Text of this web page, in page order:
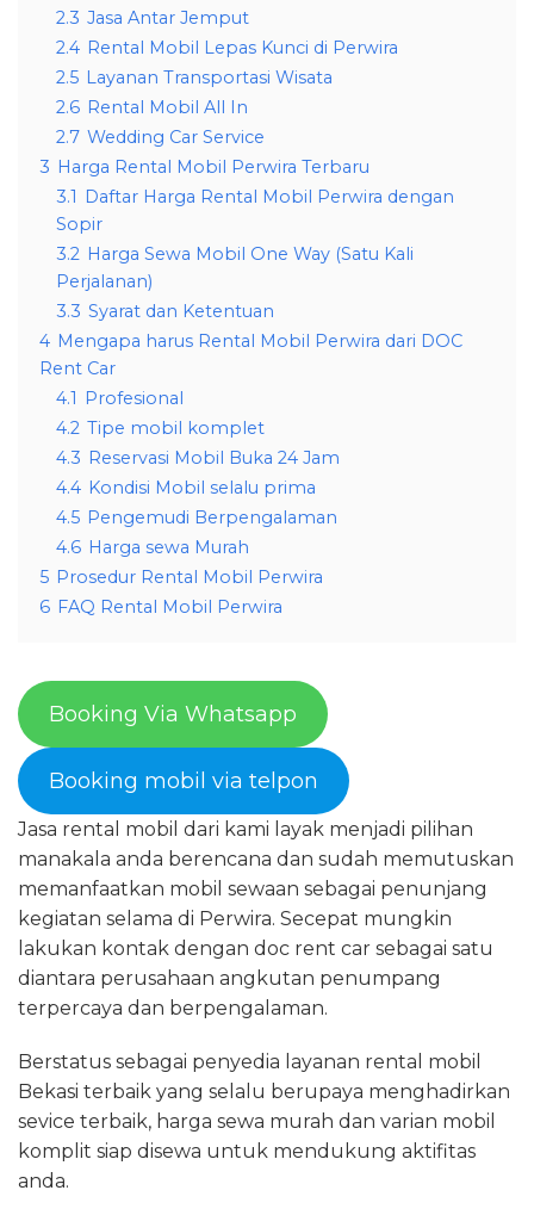
2.3 Jasa Antar Jemput
2.4 Rental Mobil Lepas Kunci di Perwira
2.5 Layanan Transportasi Wisata
2.6 Rental Mobil All In
2.7 Wedding Car Service
3 Harga Rental Mobil Perwira Terbaru
3.1 Daftar Harga Rental Mobil Perwira dengan
Sopir
3.2 Harga Sewa Mobil One Way (Satu Kali
Perjalanan)
3.3 Syarat dan Ketentuan
4 Mengapa harus Rental Mobil Perwira dari DOC
Rent Car
4.1 Profesional
4.2 Tipe mobil komplet
4.3 Reservasi Mobil Buka 24 Jam
4.4 Kondisi Mobil selalu prima
4.5 Pengemudi Berpengalaman
4.6 Harga sewa Murah
5 Prosedur Rental Mobil Perwira
6 FAQ Rental Mobil Perwira
Booking Via Whatsapp
Booking mobil via telpon
Jasa rental mobil dari kami layak menjadi pilihan
manakala anda berencana dan sudah memutuskan
memanfaatkan mobil sewaan sebagai penunjang
kegiatan selama di Perwira. Secepat mungkin
lakukan kontak dengan doc rent car sebagai satu
diantara perusahaan angkutan penumpang
terpercaya dan berpengalaman.
Berstatus sebagai penyedia layanan rental mobil
Bekasi terbaik yang selalu berupaya menghadirkan
sevice terbaik, harga sewa murah dan varian mobil
komplit siap disewa untuk mendukung aktifitas
anda.